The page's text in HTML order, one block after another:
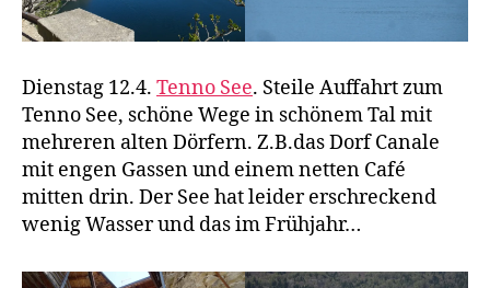
Dienstag 12.4. Tenno See. Steile Auffahrt zum
Tenno See, schöne Wege in schönem Tal mit
mehreren alten Dörfern. Z.B.das Dorf Canale
mit engen Gassen und einem netten Café
mitten drin. Der See hat leider erschreckend
wenig Wasser und das im Frühjahr…